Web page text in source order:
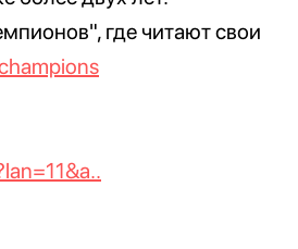
где читают свои